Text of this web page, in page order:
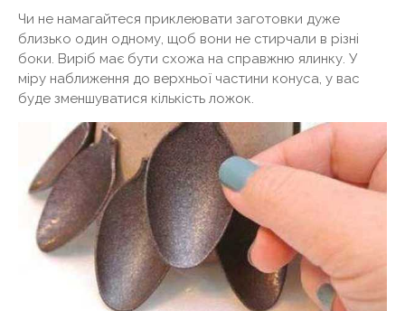
Чи не намагайтеся приклеювати заготовки дуже
близько один одному, щоб вони не стирчали в різні
боки. Виріб має бути схожа на справжню ялинку. У
міру наближення до верхньої частини конуса, у вас
буде зменшуватися кількість ложок.